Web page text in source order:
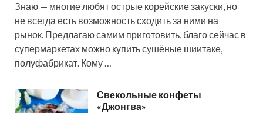
Знаю — многие любят острые корейские закуски, но
не всегда есть возможность сходить за ними на
рынок. Предлагаю самим приготовить, благо сейчас в
супермаркетах можно купить сушёные шиитаке,
полуфабрикат. Кому …
Свекольные конфеты
«Джонгва»